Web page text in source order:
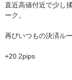
直近高値付近で少し
ーク。
再びいつもの決済ル
+20.2pips